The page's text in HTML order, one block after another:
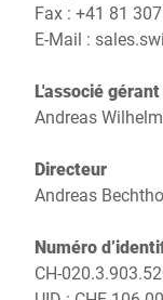
Fax : +41 81
E-Mail :
L'associé
Andreas
Directeur
Andreas
Numéro
CH-